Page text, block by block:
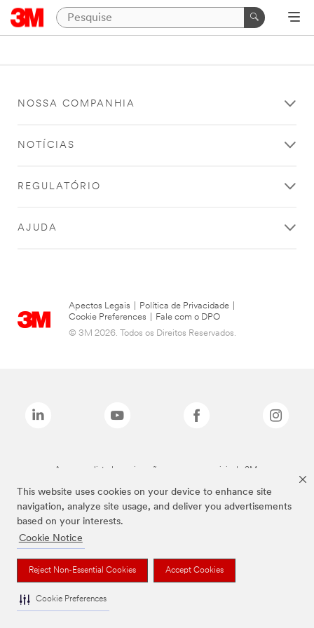
This website uses cookies on your device to enhance site
navigation, analyze site usage, and deliver you advertisements
based on your interests.
Cookie Notice
Reject Non-Essential Cookies Accept Cookies
Cookie Preferences
NOSSA COMPANHIA
NOTÍCIAS
REGULATÓRIO
AJUDA
Apectos Legais Política de Privacidade
Cookie Preferences
Fale com o DPO
© 3M 2026. Todos os Direitos Reservados.
As marcas listadas a cima são marcas comerciais da 3M.